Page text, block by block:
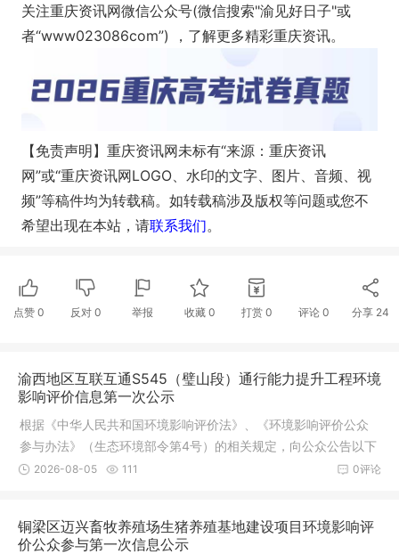
关注重庆资讯网微信公众号(微信搜索"渝见好日子"或
者“www023086com”) ，了解更多精彩重庆资讯。
【免责声明】重庆资讯网未标有“来源：重庆资讯
网”或“重庆资讯网LOGO、水印的文字、图片、音频、视
频”等稿件均为转载稿。如转载稿涉及版权等问题或您不
希望出现在本站，请联系我们。
点赞 0 反对 0 举报 收藏 0 打赏 0 评论 0 分享 24
渝西地区互联互通S545（璧山段）通行能力提升工程环境
影响评价信息第一次公示
根据《中华人民共和国环境影响评价法》、《环境影响评价公众
参与办法》（生态环境部令第4号）的相关规定，向公众公告以下
信息：
0评论
2026-08-05 111
铜梁区迈兴畜牧养殖场生猪养殖基地建设项目环境影响评
价公众参与第一次信息公示